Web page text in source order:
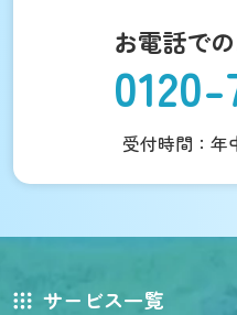
お電話で
受付時間：年
サービス一覧